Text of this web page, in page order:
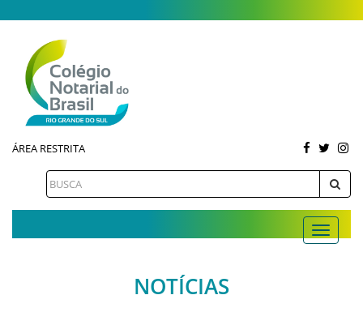
ÁREA RESTRITA
NOTÍCIAS